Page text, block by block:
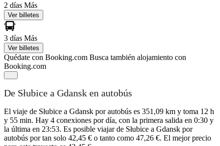
2 días Más
Ver billetes
3 días Más
Ver billetes
Quédate con Booking.com Busca también alojamiento con
Booking.com
De Słubice a Gdansk en autobús
El viaje de Słubice a Gdansk por autobús es 351,09 km y toma 12 h
y 55 min. Hay 4 conexiones por día, con la primera salida en 0:30 y
la última en 23:53. Es posible viajar de Słubice a Gdansk por
autobús por tan solo 42,45 € o tanto como 47,26 €. El mejor precio